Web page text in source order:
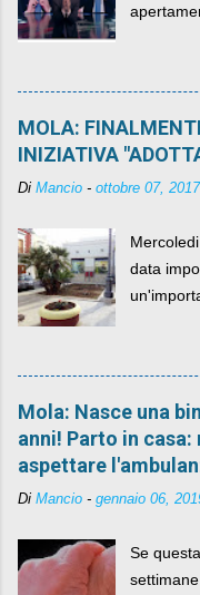
MOLA:
INIZIATIVA
Di Mancio - ottobre 07, 2017
data
Mola: Nasce una
anni! Parto in
aspettare
Di Mancio - gennaio 06,
Se